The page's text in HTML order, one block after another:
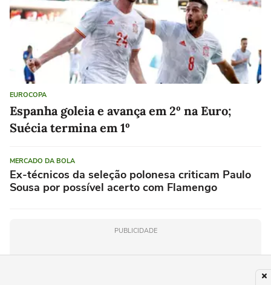
EUROCOPA
Espanha goleia e avança em 2º na Euro;
Suécia termina em 1º
MERCADO DA BOLA
Ex-técnicos da seleção polonesa criticam Paulo
Sousa por possível acerto com Flamengo
PUBLICIDADE